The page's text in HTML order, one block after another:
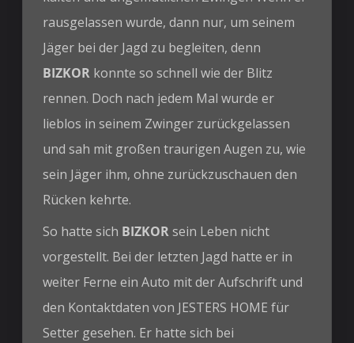
rausgelassen wurde, dann nur, um seinem
Jäger bei der Jagd zu begleiten, denn
BIZKOR konnte so schnell wie der Blitz
rennen. Doch nach jedem Mal wurde er
lieblos in seinem Zwinger zurückgelassen
und sah mit großen traurigen Augen zu, wie
sein Jäger ihm, ohne zurückzuschauen den
Rücken kehrte.
So hatte sich BIZKORsein Leben nicht
vorgestellt. Bei der letzten Jagd hatte er in
weiter Ferne ein Auto mit der Aufschrift und
den Kontaktdaten von JESTERS HOME für
Setter gesehen. Er hatte sich bei